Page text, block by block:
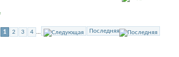
1 2 3 4 Последняя